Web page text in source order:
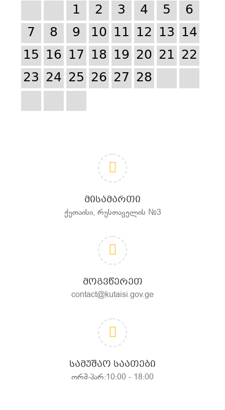
1 2 3 4 5
6
7
8 9 10 11 12 13 14
15 16 17 18 19 20 21 22
23 24 25 26 27 28
ᲛᲘᲡᲐᲛᲐᲠᲗᲘ
ქუთაისი, რუსთაველის №3
ᲛᲝᲒᲕᲬᲔᲠᲔᲗ
contact@kutaisi.gov.ge
ᲡᲐᲛᲣᲨᲐᲝ ᲡᲐᲐᲗᲔᲑᲘ
ორშ-პარ:10:00 - 18:00